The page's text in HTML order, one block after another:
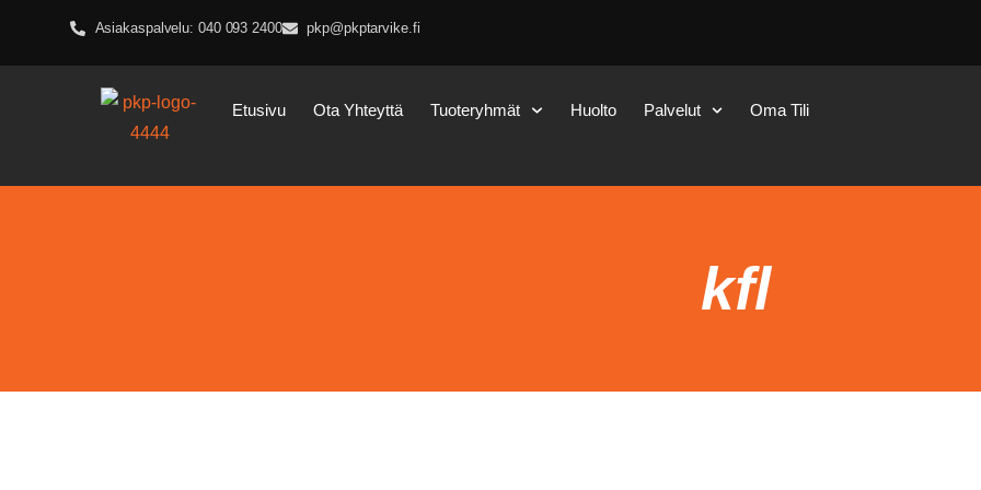
Asiakaspalvelu: 040 093 2400 pkp@pkptarvike.fi
Etusivu Ota Yhteyttä Tuoteryhmät Huolto Palvelut Oma Tili
kfl